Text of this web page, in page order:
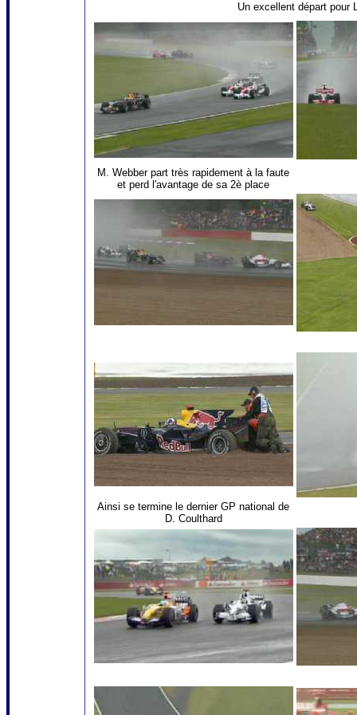
Un excellent départ pour
M. Webber part très rapidement à la faute
et perd l'avantage de sa 2è place
Ainsi se termine le dernier GP national de
D. Coulthard